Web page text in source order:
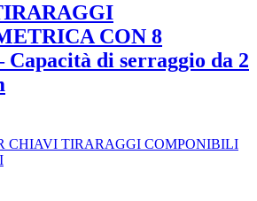
CON 8
Capacità di serraggio da 2